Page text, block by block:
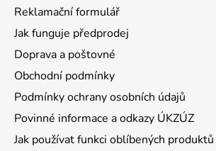
Reklamační formulář
Jak funguje předprodej
Doprava a poštovné
Obchodní podmínky
Podmínky ochrany osobních údajů
Povinné informace a odkazy ÚKZÚZ
Jak používat funkci oblíbených produktů